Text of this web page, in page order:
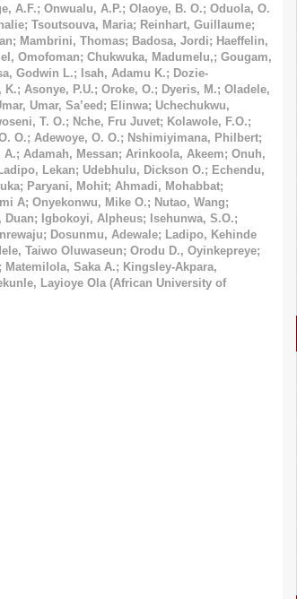
A.F.; Onwualu, A.P.; Olaoye, B. O.; Oduola, O.
; Tsoutsouva, Maria; Reinhart, Guillaume;
; Mambrini, Thomas; Badosa, Jordi; Haeffelin,
Omofoman; Chukwuka, Madumelu,; Gougam,
Godwin L.; Isah, Adamu K.; Dozie-
K.; Asonye, P.U.; Oroke, O.; Dyeris, M.; Oladele,
Umar, Sa’eed; Elinwa; Uchechukwu,
T. O.; Nche, Fru Juvet; Kolawole, F.O.;
O.; Adewoye, O. O.; Nshimiyimana, Philbert;
A.; Adamah, Messan; Arinkoola, Akeem; Onuh,
Lekan; Udebhulu, Dickson O.; Echendu,
; Paryani, Mohit; Ahmadi, Mohabbat;
A; Onyekonwu, Mike O.; Nutao, Wang;
Duan; Igbokoyi, Alpheus; Isehunwa, S.O.;
; Dosunmu, Adewale; Ladipo, Kehinde
Taiwo Oluwaseun; Orodu D., Oyinkepreye;
; Matemilola, Saka A.; Kingsley-Akpara,
Layioye Ola (African University of